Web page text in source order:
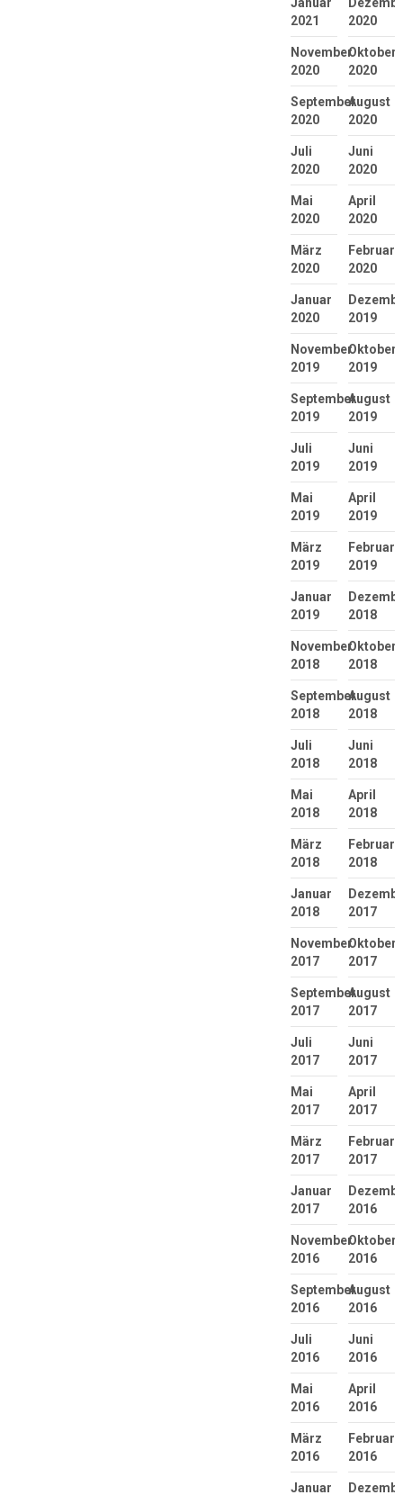
2021
2020
November
2020
Oktober
2020
September
2020
August
2020
Juli
2020
Juni
2020
Mai
2020
April
2020
März
2020
Februar
2020
Januar
2020
2019
November
2019
Oktober
2019
September
2019
August
2019
Juli
2019
Juni
2019
Mai
2019
April
2019
März
2019
Februar
2019
Januar
2019
2018
November
2018
Oktober
2018
September
2018
August
2018
Juli
2018
Juni
2018
Mai
2018
April
2018
März
2018
Februar
2018
Januar
2018
2017
November
2017
Oktober
2017
September
2017
August
2017
Juli
2017
Juni
2017
Mai
2017
April
2017
März
2017
Februar
2017
Januar
2017
2016
November
2016
Oktober
2016
September
2016
August
2016
Juli
2016
Juni
2016
Mai
2016
April
2016
März
2016
Februar
2016
Januar